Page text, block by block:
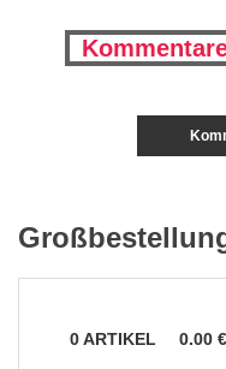
0ARTIKEL 0.00 €